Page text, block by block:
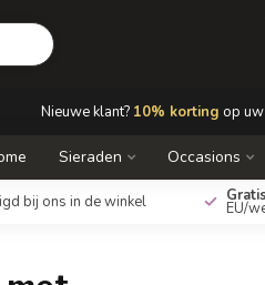
Nieuwe klant? 10% korting op
Sieraden Occasions
bij ons in de winkel EU/